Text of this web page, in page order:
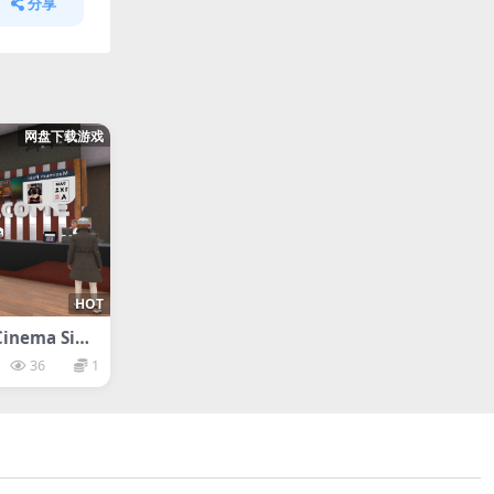
分享
网盘下载游戏
HOT
Sim
36 1